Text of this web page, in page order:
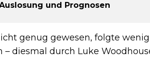
und Prognosen
genug gewesen, folgte
diesmal durch Luke